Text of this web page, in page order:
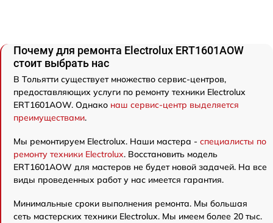
Почему для ремонта Electrolux ERT1601AOW
стоит выбрать нас
В Тольятти существует множество сервис-центров,
предоставляющих услуги по ремонту техники Electrolux
ERT1601AOW. Однако наш сервис-центр выделяется
преимуществами.
Мы ремонтируем Electrolux. Наши мастера - специалисты по
ремонту техники Electrolux. Восстановить модель
ERT1601AOW для мастеров не будет новой задачей. На все
виды проведенных работ у нас имеется гарантия.
Минимальные сроки выполнения ремонта. Мы большая
сеть мастерских техники Electrolux. Мы имеем более 20 тыс.